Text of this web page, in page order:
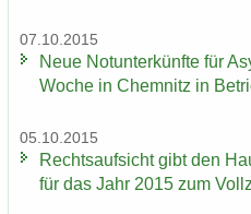
07.10.2015
Neue Not­un­ter­künf­te für
Woche in Chem­nitz in
05.10.2015
Rechts­auf­sicht gibt den
für das Jahr 2015 zum